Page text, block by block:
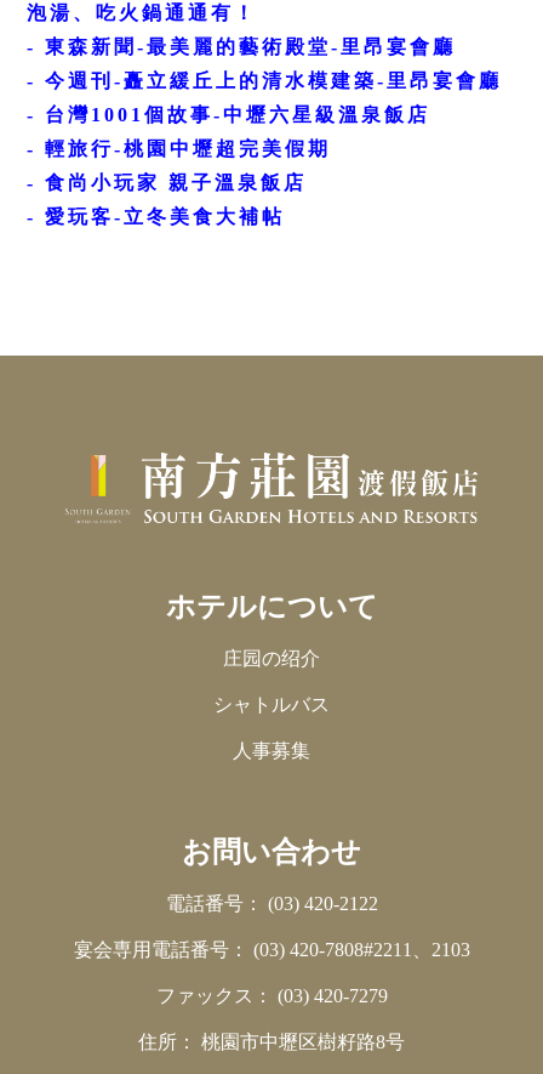
泡湯、 吃火鍋通通有！
- 東森新聞-最美麗的藝術殿堂-里昂宴會廳
- 今週刊-矗立緩丘上的清水模建築-里昂宴會廳
- 台灣1001個故事-中壢六星級溫泉飯店
- 輕旅行-桃園中壢超完美假期
-食尚小玩家 親子溫泉飯店
-愛玩客-立冬美食大補帖
ホテルについて
庄园の绍介
シャトルバス
人事募集
お問い合わせ
電話番号： (03) 420-2122
宴会専用電話番号： (03) 420-7808#2211、2103
ファックス： (03) 420-7279
住所： 桃園市中壢区樹籽路8号